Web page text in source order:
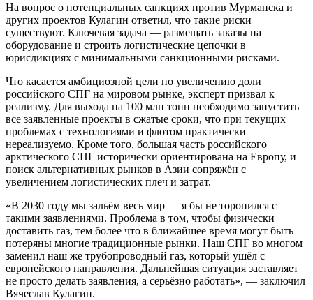
На вопрос о потенциальных санкциях против Мурманска и
других проектов Кулагин ответил, что такие риски
существуют. Ключевая задача — размещать заказы на
оборудование и строить логистические цепочки в
юрисдикциях с минимальными санкционными рисками.
Что касается амбициозной цели по увеличению доли
российского СПГ на мировом рынке, эксперт призвал к
реализму. Для выхода на 100 млн тонн необходимо запустить
все заявленные проекты в сжатые сроки, что при текущих
проблемах с технологиями и флотом практически
нереализуемо. Кроме того, большая часть российского
арктического СПГ исторически ориентирована на Европу, и
поиск альтернативных рынков в Азии сопряжён с
увеличением логистических плеч и затрат.
«В 2030 году мы зальём весь мир — я бы не торопился с
такими заявлениями. Проблема в том, чтобы физически
доставить газ, тем более что в ближайшее время могут быть
потеряны многие традиционные рынки. Наш СПГ во многом
заменил наш же трубопроводный газ, который ушёл с
европейского направления. Дальнейшая ситуация заставляет
не просто делать заявления, а серьёзно работать», — заключил
Вячеслав Кулагин.